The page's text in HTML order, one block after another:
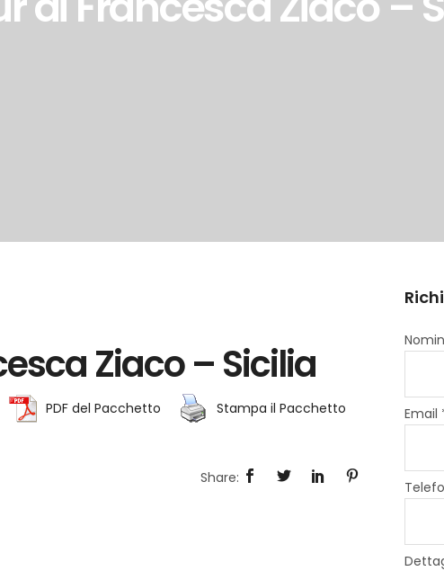
Ziaco – Sicilia
PDF del Pacchetto Stampa il Pacchetto Email